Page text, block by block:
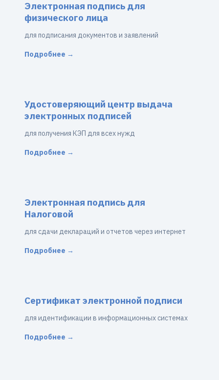
Электронная подпись для
физического лица
для подписания документов и заявлений
Подробнее →
Удостоверяющий центр выдача
электронных подписей
для получения КЭП для всех нужд
Подробнее →
Электронная подпись для
Налоговой
для сдачи деклараций и отчетов через интернет
Подробнее →
Сертификат электронной подписи
для идентификации в информационных системах
Подробнее →